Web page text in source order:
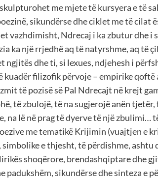
me mjete të kursyera e të
sikundërse dhe ciklet me të
vazhdimisht, Ndrecaj i ka zbutur dhe i
ka një rrjedhë aq të natyrshme, aq të
ngjitës dhe ti, si lexues, ndjehesh i
kuadër filizofik përvoje – empirike
të pozisë së Pal Ndrecajt në krejt
të zbulojë, të na sugjerojë anën
na lë në prag të dyerve të një zbulimi…
me tematikë Krijimin (vuajtjen e
e thjesht, të përdishme, ashtu
shoqërore, brendashqiptare dhe
padukshëm, sikundërse dhe sinteza e